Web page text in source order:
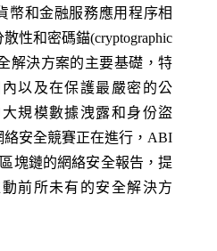
幣和金融服務應用程序相
性和密碼錨(cryptographic
解決方案的主要基礎，特
以及在保護最嚴密的公
規模數據洩露和身份盜
安全競賽正在進行，ABI
塊鏈的網絡安全報告，提
前所未有的安全解決方